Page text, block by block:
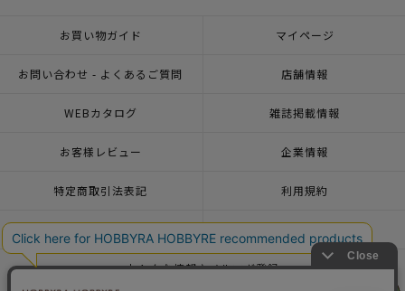
お買い物ガイド マイページ
お問い合わせ - よくあるご質問 店舗情報
WEBカタログ 雑誌掲載情報
お客様レビュー 企業情報
特定商取引法表記 利用規約
一緒に働こう♪求人情報
おトクな情報♪メルマガ登録